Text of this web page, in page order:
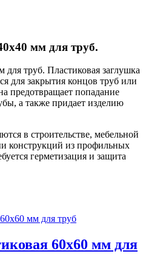
мм для труб.
для труб. Пластиковая заглушка
для закрытия концов труб или
предотвращает попадание
а также придает изделию
в строительстве, мебельной
конструкций из профильных
герметизация и защита
60х60 мм для